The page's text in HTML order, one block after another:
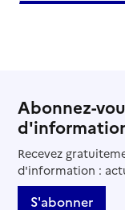
Abonnez-
Recevez
d'information :
S'abonner